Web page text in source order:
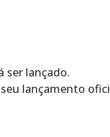
ser lançado.
lançamento